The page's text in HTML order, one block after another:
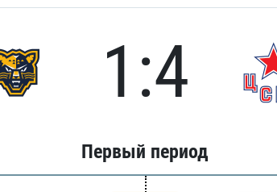
1:4
Первый период